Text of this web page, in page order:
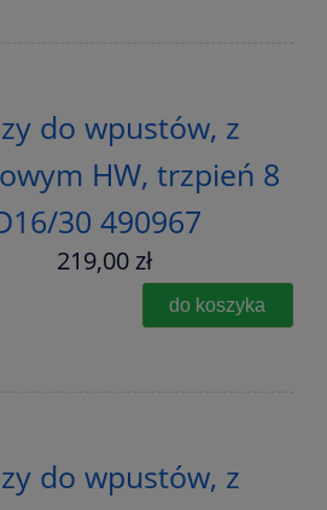
do wpustów, z
HW, trzpień 8
30 490967
219,00 zł
do koszyka
do wpustów, z